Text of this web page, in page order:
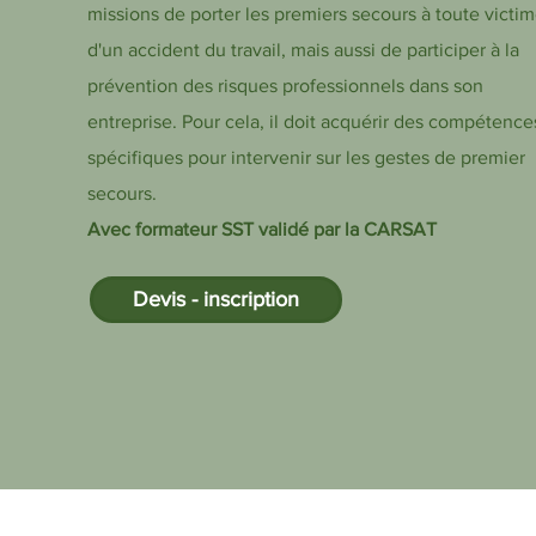
missions de porter les premiers secours à toute
d'un accident du travail, mais aussi de participer à la
prévention des risques professionnels dans son
entreprise. Pour cela, il doit acquérir des
spécifiques pour intervenir sur les gestes de premier
secours.
Avec formateur SST validé par la CARSAT
Devis - inscription